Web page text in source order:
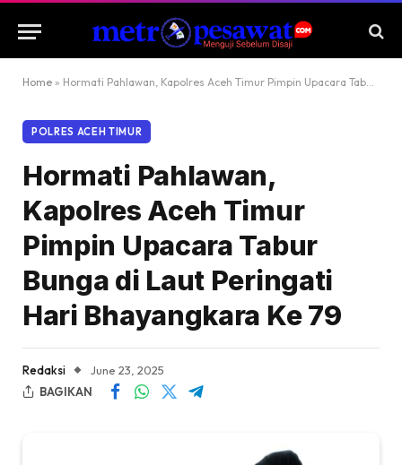
Home » Hormati Pahlawan, Kapolres Aceh Timur Pimpin Upacara Tabur Bunga di Laut Peringati Hari Bhayangkara Ke 79
POLRES ACEH TIMUR
Hormati Pahlawan,
Kapolres Aceh Timur
Pimpin Upacara Tabur
Bunga di Laut Peringati
Hari Bhayangkara Ke 79
Redaksi
June 23, 2025
BAGIKAN